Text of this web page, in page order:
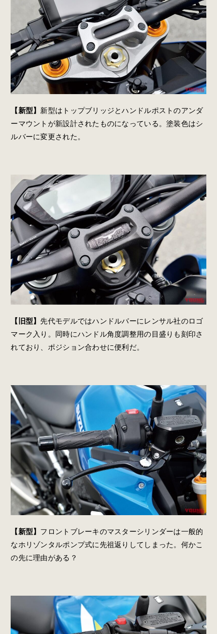
【新型】 新型はトップブリッジとハンドルポストのアンダ
ーマウントが新設計されたものになっている。塗装色はシ
ルバーに変更された。
【旧型】 先代モデルではハンドルバーにレンサル社のロゴ
マーク入り。同時にハンドル角度調整用の目盛りも刻印さ
れており、ポジション合わせに便利だ。
【新型】 フロントブレーキのマスターシリンダーは一般的
なホリゾンタルポンプ式に先祖返りしてしまった。何かこ
の先に理由がある？